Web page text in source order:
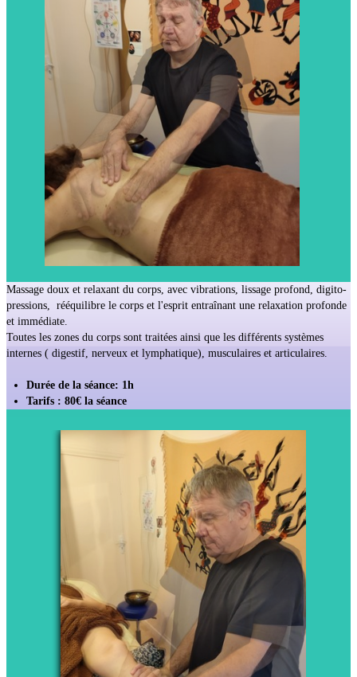
Massage doux et relaxant du corps, avec vibrations, lissage profond, digito-
pressions, rééquilibre le corps et l'esprit entraînant une relaxation profonde
et immédiate.
Toutes les zones du corps sont traitées ainsi que les différents systèmes
internes ( digestif, nerveux et lymphatique), musculaires et articulaires.
Durée de la séance: 1h
Tarifs : 80€ la séance